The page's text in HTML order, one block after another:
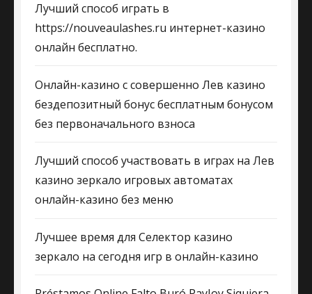
Лучший способ играть в
https://nouveaulashes.ru интернет-казино
онлайн бесплатно.
Онлайн-казино с совершенно Лев казино
бездепозитный бонус бесплатным бонусом
без первоначального взноса
Лучший способ участвовать в играх на Лев
казино зеркало игровых автоматах
онлайн-казино без меню
Лучшее время для Селектор казино
зеркало на сегодня игр в онлайн-казино